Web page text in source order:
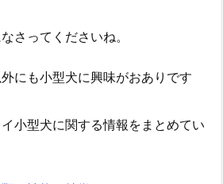
さってくださいね。
にも小型犬に興味がおありです
小型犬に関する情報をまとめてい